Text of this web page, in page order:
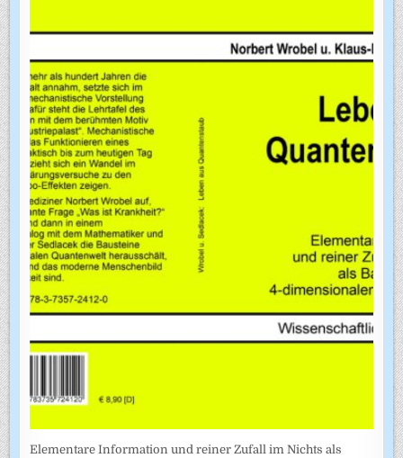
Elementare Information und reiner Zufall im Nichts als